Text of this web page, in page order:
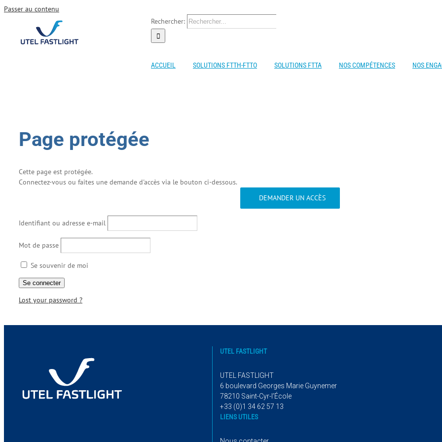
Passer au contenu
Rechercher:
ACCUEIL SOLUTIONS FTTH-FTTO SOLUTIONS FTTA NOS COMPÉTENCES NOS
Page protégée
Cette page est protégée.
Connectez-vous ou faites une demande d'accès via le bouton ci-dessous.
DEMANDER UN ACCÈS
Identifiant ou adresse e-mail
Mot de passe
Se souvenir de moi
Lost your password ?
UTEL FASTLIGHT
UTEL FASTLIGHT
6 boulevard Georges Marie Guynemer
78210 Saint-Cyr-l’École
+33 (0)1 34 62 57 13
LIENS UTILES